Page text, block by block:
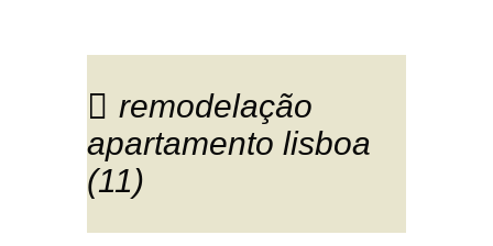
remodelação
apartamento lisboa
(11)